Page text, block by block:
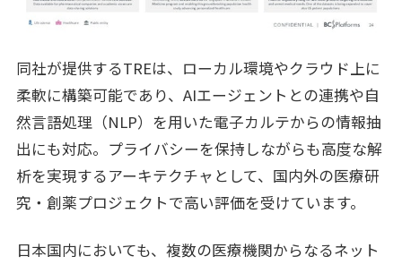
同社が提供するTREは、ローカル環境やクラウド上に
柔軟に構築可能であり、AIエージェントとの連携や自
然言語処理（NLP）を用いた電子カルテからの情報抽
出にも対応。プライバシーを保持しながらも高度な解
析を実現するアーキテクチャとして、国内外の医療研
究・創薬プロジェクトで高い評価を受けています。
日本国内においても、複数の医療機関からなるネット